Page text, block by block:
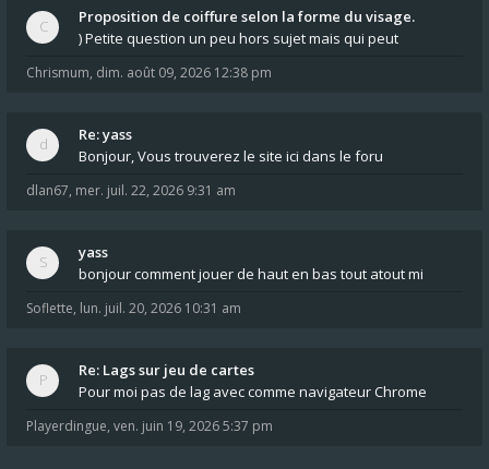
Proposition de coiffure selon la forme du visage.
) Petite question un peu hors sujet mais qui peut
Chrismum, dim. août 09, 2026 12:38 pm
Re: yass
Bonjour, Vous trouverez le site ici dans le foru
dlan67, mer. juil. 22, 2026 9:31 am
yass
bonjour comment jouer de haut en bas tout atout mi
Soflette, lun. juil. 20, 2026 10:31 am
Re: Lags sur jeu de cartes
Pour moi pas de lag avec comme navigateur Chrome
Playerdingue, ven. juin 19, 2026 5:37 pm